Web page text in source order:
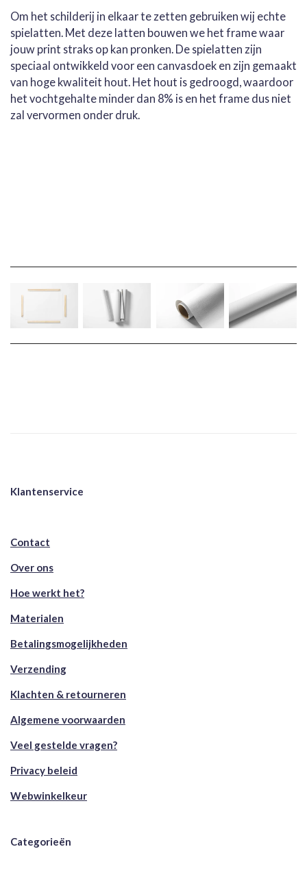
Om het schilderij in elkaar te zetten gebruiken wij echte
spielatten. Met deze latten bouwen we het frame waar
jouw print straks op kan pronken. De spielatten zijn
speciaal ontwikkeld voor een canvasdoek en zijn gemaakt
van hoge kwaliteit hout. Het hout is gedroogd, waardoor
het vochtgehalte minder dan 8% is en het frame dus niet
zal vervormen onder druk.
Klantenservice
Contact
Over ons
Hoe werkt het?
Materialen
Betalingsmogelijkheden
Verzending
Klachten & retourneren
Algemene voorwaarden
Veel gestelde vragen?
Privacy beleid
Webwinkelkeur
Categorieën